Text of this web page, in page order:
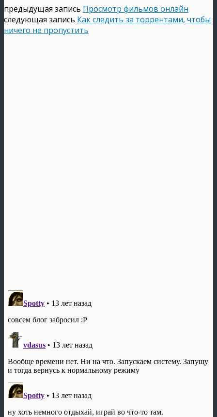
предыдущая запись Просмотр фильмов онлайн
следующая запись Как следить за торрентами, чтобы
ничего не пропустить